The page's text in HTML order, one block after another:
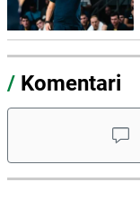
/ Komentari